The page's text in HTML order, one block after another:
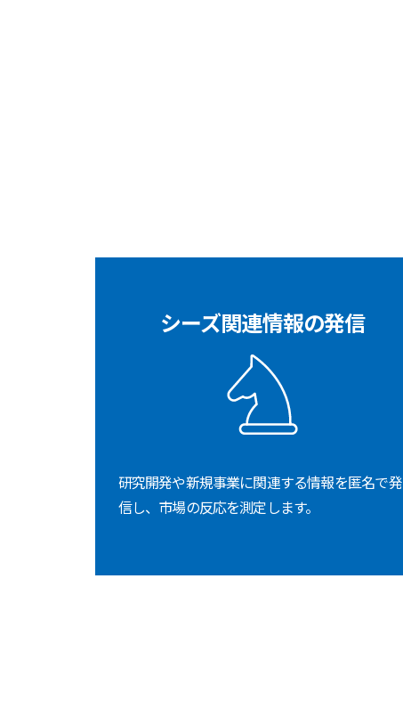
シーズ関連情報の発信
研究開発や新規事業に関連する情報を匿名で発
信し、市場の反応を測定します。